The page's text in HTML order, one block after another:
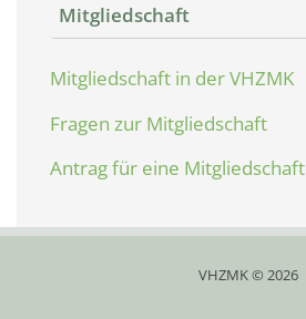
Mitgliedschaft
Mitgliedschaft in der VHZMK
Fragen zur Mitgliedschaft
Antrag für eine Mitgliedschaft
VHZMK © 2026